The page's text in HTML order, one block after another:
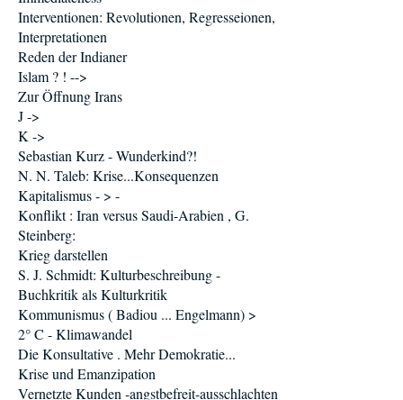
Interventionen: Revolutionen, Regresseionen,
Interpretationen
Reden der Indianer
Islam ? ! -->
Zur Öffnung Irans
J ->
K ->
Sebastian Kurz - Wunderkind?!
N. N. Taleb: Krise...Konsequenzen
Kapitalismus - > -
Konflikt : Iran versus Saudi-Arabien , G.
Steinberg:
Krieg darstellen
S. J. Schmidt: Kulturbeschreibung -
Buchkritik als Kulturkritik
Kommunismus ( Badiou ... Engelmann) >
2° C - Klimawandel
Die Konsultative . Mehr Demokratie...
Krise und Emanzipation
Vernetzte Kunden -angstbefreit-ausschlachten